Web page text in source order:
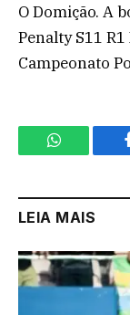
O Domição. A
Penalty S11
Campeonato
WhatsApp
LEIA MAIS